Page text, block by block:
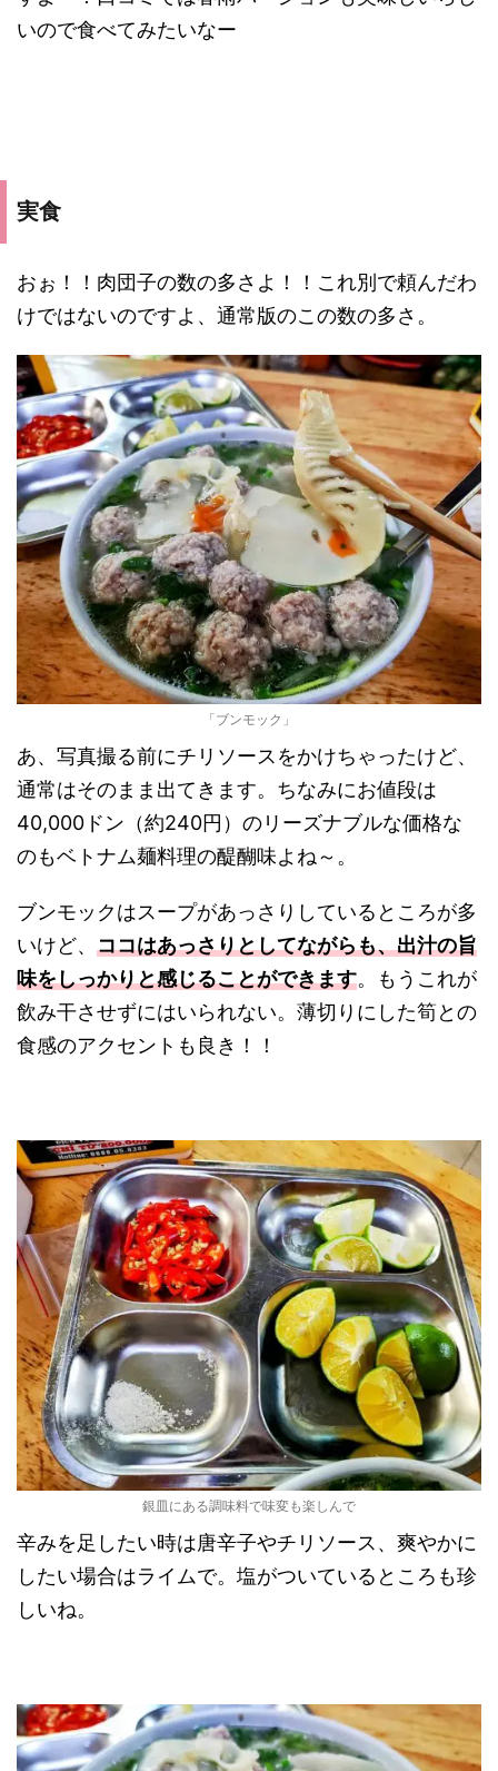
いので食べてみたいなー
実食
おぉ！！肉団子の数の多さよ！！これ別で頼んだわ
けではないのですよ、通常版のこの数の多さ。
「ブンモック」
あ、写真撮る前にチリソースをかけちゃったけど、
通常はそのまま出てきます。ちなみにお値段は
40,000ドン（約240円）のリーズナブルな価格な
のもベトナム麺料理の醍醐味よね～。
ブンモックはスープがあっさりしているところが多
いけど、 ココはあっさりとしてながらも、出汁の旨
味をしっかりと感じることができます。もうこれが
飲み干させずにはいられない。薄切りにした筍との
食感のアクセントも良き！！
銀皿にある調味料で味変も楽しんで
辛みを足したい時は唐辛子やチリソース、爽やかに
したい場合はライムで。塩がついているところも珍
しいね。